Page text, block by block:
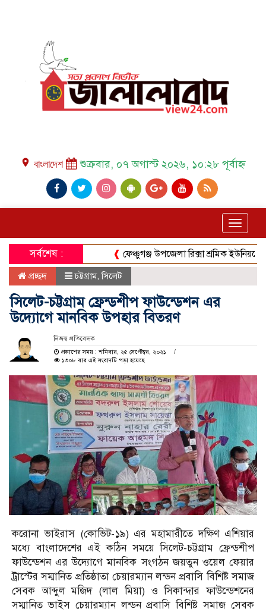
place বাংলাদেশ শুক্রবার, ০৭ অগাস্ট ২০২৬, ১০:২৮ পূর্বাহ্ন
Toggle
সর্বশেষ : ফেঞ্চুগঞ্জ উপজেলা রিক্সা শ্রমিক ইউনিয়নের
প্রচ্ছদ চট্টগ্রাম,সিলেট
সিলেট-চট্টগ্রাম ফ্রেন্ডশীপ ফাউন্ডেশন এর
উদ্যোগে মানবিক উপহার বিতরণ
নিজস্ব প্রতিবেদক
প্রকাশের সময় : শনিবার, ২৫ সেপ্টেম্বর, ২০২১
১৩০৮ বার এই সংবাদটি পড়া হয়েছে
করোনা ভাইরাস (কোভিট-১৯) এর মহামারীতে দক্ষিণ এশিয়ার
মধ্যে বাংলাদেশের এই কঠিন সময়ে সিলেট-চট্টগ্রাম ফ্রেন্ডশীপ
ফাউন্ডেশন এর উদ্যোগে মানবিক সংগঠন জয়তুন ও‌য়েল ফেয়ার
ট্রাস্টের সম্মা‌নিত প্রতিষ্ঠাতা চেয়ারম্যান লন্ডন প্রবা‌সি বি‌শিষ্ট সমাজ
সেবক আব্দুল ম‌জিদ (লাল মিয়া) ও সিকান্দার ফাউ‌ন্ডেশ‌নের
সম্মা‌নিত ভাইস চেয়ারম্যান লন্ডন প্রবা‌সি বি‌শিষ্ট সমাজ সেবক